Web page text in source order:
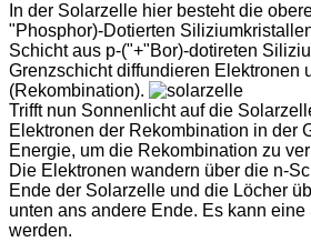
In der Solarzelle hier besteht die
"Phosphor)-Dotierten
Schicht aus p-("+"Bor)-dotireten
Grenzschicht diffundieren Elektronen
(Rekombination).
Trifft nun Sonnenlicht auf die
Elektronen der Rekombination in der
Energie, um die Rekombination zu
Die Elektronen wandern über die n-
Ende der Solarzelle und die Löcher
unten ans andere Ende. Es kann
werden.